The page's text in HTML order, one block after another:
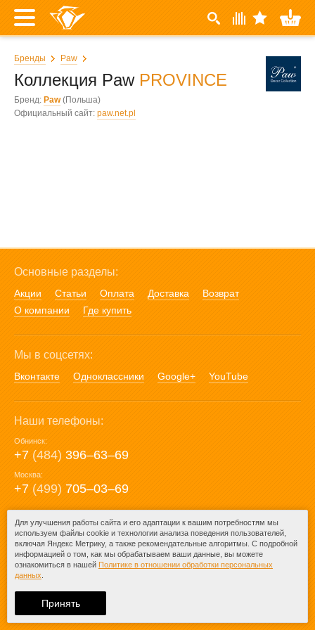
Бренды Paw
Коллекция Paw PROVINCE
Бренд: Paw(Польша)
Официальный сайт: paw.net.pl
Основные разделы:
Акции Статьи Оплата Доставка
Возврат
О компании
Где купить
Мы в соцсетях:
Вконтакте Одноклассники Google+ YouTube
Наши телефоны:
Обнинск:
+7 (484) 396‒63‒69
Москва:
+7 (499) 705‒03‒69
E-mail:
mail@posuda40.ru
При любом копировании информации
ссылка на
Для улучшения работы сайта и его адаптации к вашим потребностям мы
используем файлы cookie и технологии анализа поведения пользователей,
включая Яндекс Метрику, а также рекомендательные алгоритмы. С подробной
информацией о том, как мы обрабатываем ваши данные, вы можете
ознакомиться в нашей Политике в отношении обработки персональных
данных
Принять